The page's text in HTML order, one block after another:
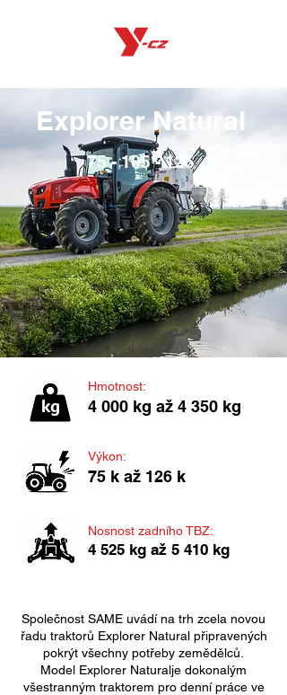
Explorer Natural
75 - 105 - 125
Hmotnost:
4 000 kg až 4 350 kg
Výkon:
75 k až 126 k
Nosnost zadního TBZ:
4 525 kg až 5 410 kg
Společnost SAME uvádí na trh zcela novou
řadu traktorů Explorer Natural připravených
pokrýt všechny potřeby zemědělců.
Model Explorer Naturalje dokonalým
všestranným traktorem pro denní práce ve